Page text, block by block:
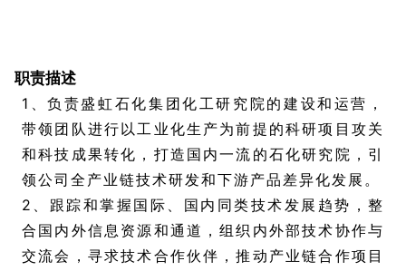
职责描述
1、负责盛虹石化集团化工研究院的建设和运营，
带领团队进行以工业化生产为前提的科研项目攻关
和科技成果转化，打造国内一流的石化研究院，引
领公司全产业链技术研发和下游产品差异化发展。
2、跟踪和掌握国际、国内同类技术发展趋势，整
合国内外信息资源和通道，组织内外部技术协作与
交流会，寻求技术合作伙伴，推动产业链合作项目